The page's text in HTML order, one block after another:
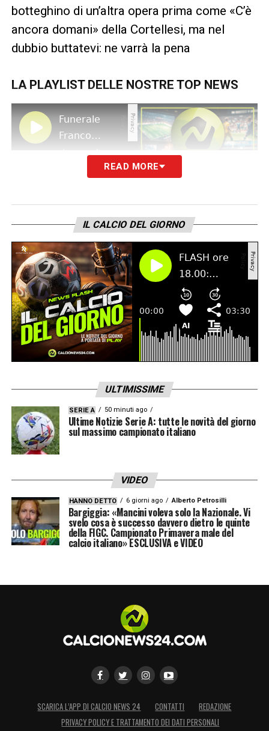
botteghino di un’altra opera prima come «C’è
ancora domani» della Cortellesi, ma nel
dubbio buttatevi: ne varrà la pena
LA PLAYLIST DELLE NOSTRE TOP NEWS
READ MORE
IL CALCIO DEL GIORNO
ULTIMISSIME
SERIE A 50 minuti ago
Ultime Notizie Serie A: tutte le novità del giorno
sul massimo campionato italiano
VIDEO
HANNO DETTO 6 giorni ago Alberto Petrosilli
Bargiggia: «Mancini voleva solo la Nazionale. Vi
svelo cosa è successo davvero dietro le quinte
della FIGC. Campionato Primavera male del
calcio italiano» ESCLUSIVA e VIDEO
SCARICA L’APP DI CALCIO NEWS 24 CONTATTI
REDAZIONE
PRIVACY POLICY E TRATTAMENTO DEI DATI PERSONALI